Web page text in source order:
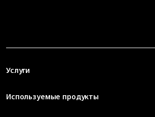
Услуги
Используемые продукты